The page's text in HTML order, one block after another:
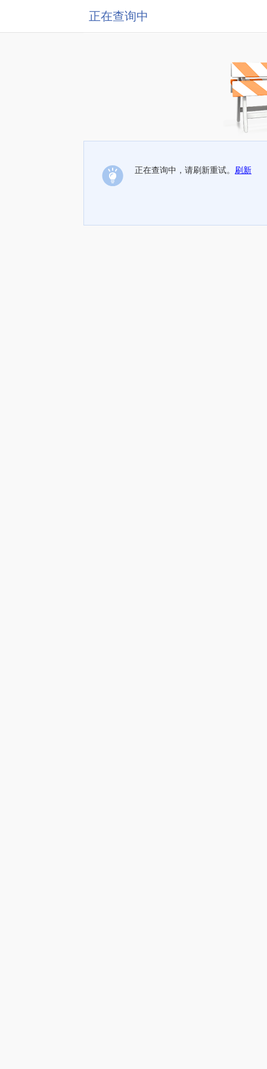
正在查询中
正在查询中，请刷新重试。 刷新